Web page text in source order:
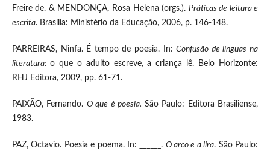
Freire de. & MENDONÇA, Rosa Helena (orgs.). Práticas de leitura e
escrita. Brasília: Ministério da Educação, 2006, p. 146-148.
PARREIRAS, Ninfa. É tempo de poesia. In:Confusão de línguas na
literatura: o que o adulto escreve, a criança lê. Belo Horizonte:
RHJ Editora, 2009, pp. 61-71.
PAIXÃO, Fernando. O que é poesia. São Paulo: Editora Brasiliense,
1983.
PAZ, Octavio. Poesia e poema. In: ______. O arco e a lira. São Paulo: